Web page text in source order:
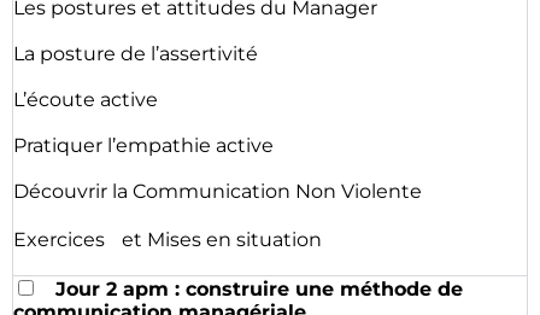
Les postures et attitudes du Manager
La posture de l’assertivité
L’écoute active
Pratiquer l’empathie active
Découvrir la Communication Non Violente
Exercices et Mises en situation
Jour 2 apm : construire une méthode de